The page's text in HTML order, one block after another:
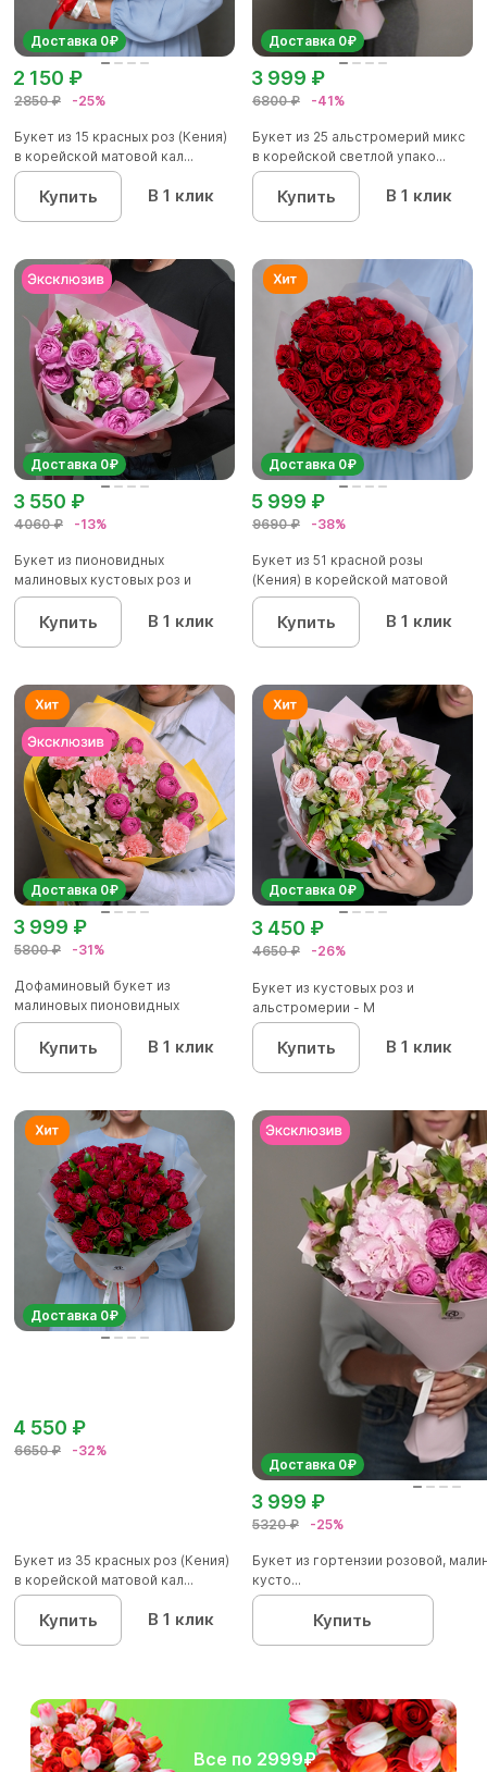
Доставка 0₽
2850 ₽ -25%
2 150 ₽
Букет из 15 красных роз (Кения)
в корейской матовой кал...
Купить В 1 клик
Доставка 0₽
6800 ₽ -41%
3 999 ₽
Букет из 25 альстромерий микс
в корейской светлой упако...
Купить В 1 клик
Доставка 0₽
4060 ₽ -13%
3 550 ₽
Букет из пионовидных
малиновых кустовых роз и
альстроме...
Купить В 1 клик
Доставка 0₽
9690 ₽ -38%
5 999 ₽
Букет из 51 красной розы
(Кения) в корейской матовой
уп...
Купить В 1 клик
Доставка 0₽
5800 ₽ -31%
3 999 ₽
Дофаминовый букет из
малиновых пионовидных
кустовых роз...
Купить В 1 клик
Доставка 0₽
4650 ₽ -26%
3 450 ₽
Букет из кустовых роз и
альстромерии - М
Купить В 1 клик
Доставка 0₽
6650 ₽ -32%
4 550 ₽
Букет из 35 красных роз (Кения)
в корейской матовой кал...
Купить В 1 клик
Доставка 0₽
5320 ₽ -25%
3 999 ₽
Букет из гортензии розовой,
кусто...
Купить
Все по 2999₽